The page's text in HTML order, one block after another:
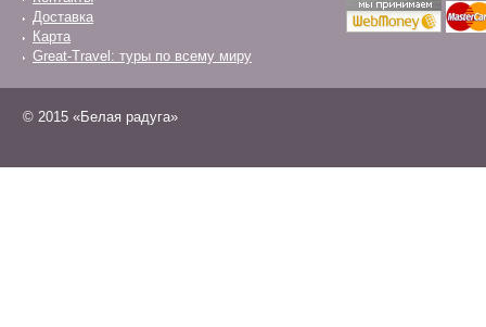
Доставка
Карта
Great-Travel: туры по всему миру
© 2015 «Белая радуга»